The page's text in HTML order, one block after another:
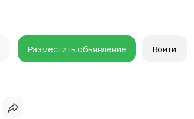
Разместить объявление Войти